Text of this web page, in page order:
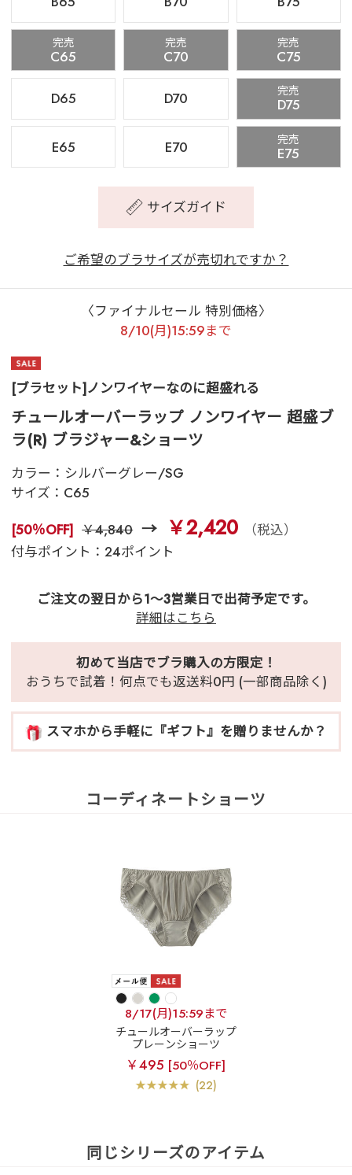
完売
C65
完売
C70
完売
C75
D65 D70 完売
D75
E65 E70 完売
E75
サイズガイド
ご希望のブラサイズが売切れですか？
〈ファイナルセール 特別価格〉
8/10(月)15:59まで
[ブラセット]ノンワイヤーなのに超盛れる
チュールオーバーラップ ノンワイヤー 超盛ブ
ラ(R) ブラジャー&ショーツ
カラー： シルバーグレー/SG
サイズ： C65
[50％OFF] ￥4,840 ￥2,420
（税込）
付与ポイント：24ポイント
ご注文の翌日から1～3営業日で出荷予定です。
詳細はこちら
初めて当店でブラ購入の方限定！
おうちで試着！何点でも返送料0円 (一部商品除く)
スマホから手軽に『ギフト』を贈りませんか？
コーディネートショーツ
8/17(月)15:59まで
チュールオーバーラップ
プレーンショーツ
￥495 [50％OFF]
(22)
同じシリーズのアイテム